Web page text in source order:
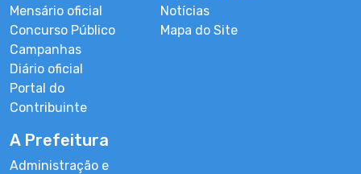
Mensário oficial
Concurso Público
Campanhas
Diário oficial
Portal do
Contribuinte
Notícias
Mapa do Site
A Prefeitura
Administração e